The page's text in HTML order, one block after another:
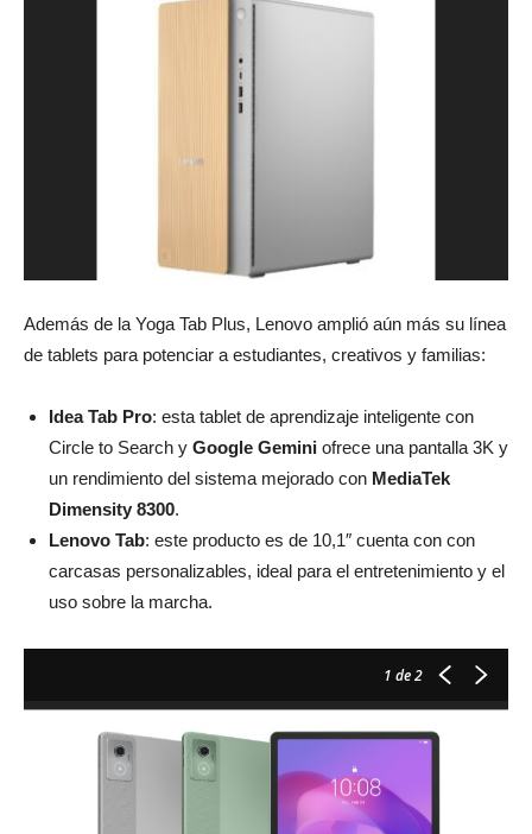
Además de la Yoga Tab Plus, Lenovo amplió aún más su línea
de tablets para potenciar a estudiantes, creativos y familias:
Idea Tab Pro: esta tablet de aprendizaje inteligente con
Circle to Search y Google Gemini ofrece una pantalla 3K y
un rendimiento del sistema mejorado con MediaTek
Dimensity 8300.
Lenovo Tab: este producto es de 10,1″ cuenta con con
carcasas personalizables, ideal para el entretenimiento y el
uso sobre la marcha.
1 de 2